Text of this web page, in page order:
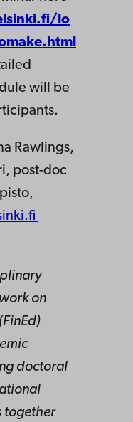
lo
will be
Rawlings,
post-doc
on
doctoral
together